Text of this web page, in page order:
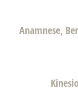
Anamnese,